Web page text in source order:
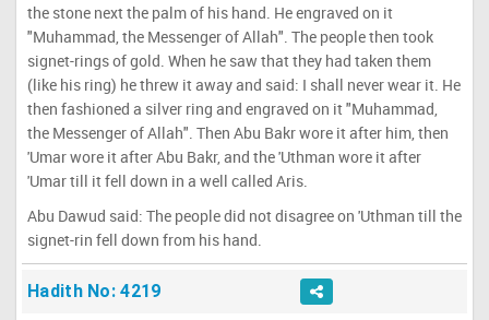
the stone next the palm of his hand. He engraved on it
"Muhammad, the Messenger of Allah". The people then took
signet-rings of gold. When he saw that they had taken them
(like his ring) he threw it away and said: I shall never wear it. He
then fashioned a silver ring and engraved on it "Muhammad,
the Messenger of Allah". Then Abu Bakr wore it after him, then
'Umar wore it after Abu Bakr, and the 'Uthman wore it after
'Umar till it fell down in a well called Aris.
Abu Dawud said: The people did not disagree on 'Uthman till the
signet-rin fell down from his hand.
Hadith No: 4219